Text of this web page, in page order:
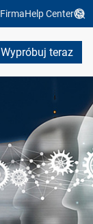
FirmaHelp Center
Wypróbuj teraz